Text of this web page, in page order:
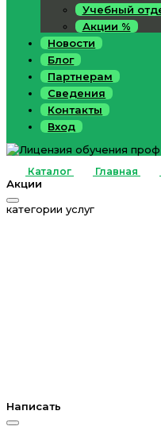
Учебный
Акции %
Новости
Блог
Партнерам
Сведения
Контакты
Вход
Каталог Главная
Акции
категории услуг
Написать